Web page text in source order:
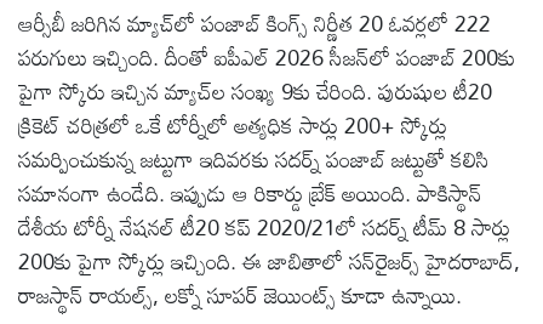
రిలీజ్
ఆర్సీబీ జరిగిన మ్యాచ్‌లో పంజాబ్ కింగ్స్ నిర్ణీత 20 ఓవర్లలో 222
పరుగులు ఇచ్చింది. దీంతో ఐపీఎల్ 2026 సీజన్‌లో పంజాబ్ 200కు
పైగా స్కోరు ఇచ్చిన మ్యాచ్‌ల సంఖ్య 9కు చేరింది. పురుషుల టీ20
క్రికెట్ చరిత్రలో ఒకే టోర్నీలో అత్యధిక సార్లు 200+ స్కోర్లు
సమర్పించుకున్న జట్టుగా ఇదివరకు సదర్న్ పంజాబ్ జట్టుతో కలిసి
సమానంగా ఉండేది. ఇప్పుడు ఆ రికార్డు బ్రేక్ అయింది. పాకిస్థాన్
దేశీయ టోర్నీ నేషనల్ టీ20 కప్ 2020/21లో సదర్న్ టీమ్ 8 సార్లు
200కు పైగా స్కోర్లు ఇచ్చింది. ఈ జాబితాలో సన్‌రైజర్స్ హైదరాబాద్,
రాజస్థాన్ రాయల్స్, లక్నో సూపర్ జెయింట్స్ కూడా ఉన్నాయి.